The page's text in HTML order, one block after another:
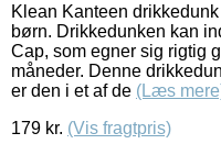
Klean Kanteen
børn. Drikkedunken kan
Cap, som egner sig rigtig
måneder. Denne
er den i et af de (Læs
179 kr. (Vis fragtpris)